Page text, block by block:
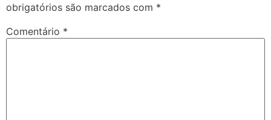
obrigatórios são marcados com *
Comentário *